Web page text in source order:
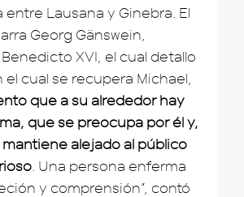
Lausana y Ginebra. El
Georg Gänswein,
XVI, el cual detallo
cual se recupera Michael,
que a su alrededor hay
que se preocupa por él y,
mantiene alejado al público
. Una persona enferma
y comprensión”, contó